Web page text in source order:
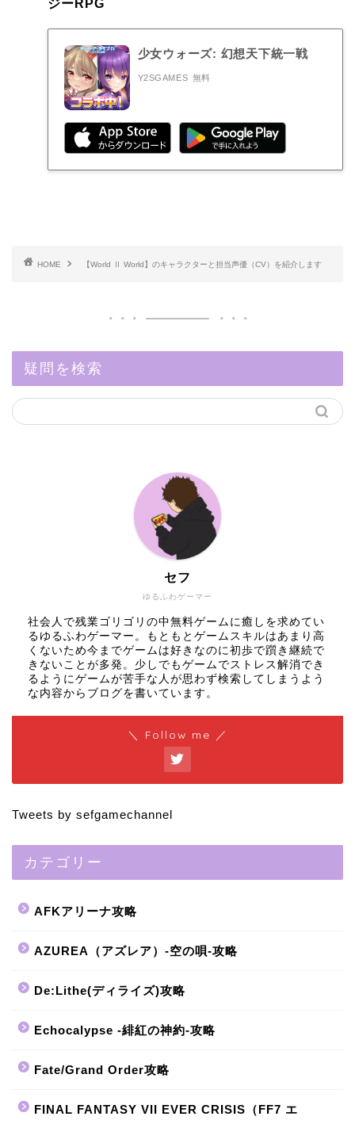
ジーRPG
少女ウォーズ: 幻想天下統一戦
Y2SGAMES 無料
HOME 【World Ⅱ World】のキャラクターと担当声優（CV）を紹介します
疑問を検索
ゆるふわゲーマー
セフ
社会人で残業ゴリゴリの中無料ゲームに癒しを求めてい
るゆるふわゲーマー。もともとゲームスキルはあまり高
くないため今までゲームは好きなのに初歩で躓き継続で
きないことが多発。少しでもゲームでストレス解消でき
るようにゲームが苦手な人が思わず検索してしまうよう
な内容からブログを書いています。
＼ Follow me ／
Tweets by sefgamechannel
カテゴリー
AFKアリーナ攻略
AZUREA（アズレア）-空の唄-攻略
De:Lithe(ディライズ)攻略
Echocalypse -緋紅の神約-攻略
Fate/Grand Order攻略
FINAL FANTASY VII EVER CRISIS（FF7 エ